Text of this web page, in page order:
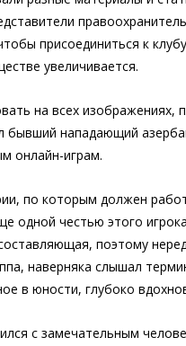
присоединиться к
увеличивается.
на всех
нападающий
онлайн-играм.
по которым должен
одной честью этого
поэтому
наверняка слышал
в юности, глубоко
с замечательным